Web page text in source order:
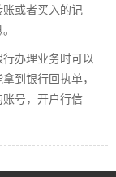
或者买入的记
办理业务时可以
到银行回执单，
号，开户行信